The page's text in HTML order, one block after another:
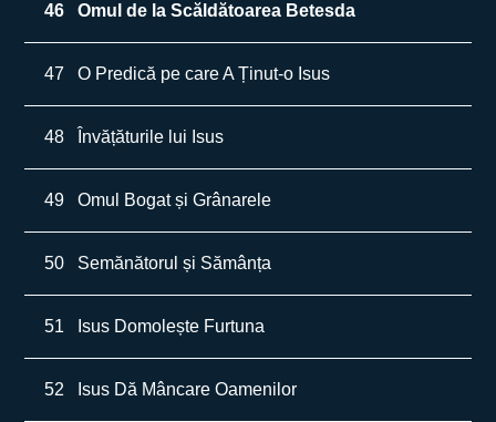
46 Omul de la Scăldătoarea Betesda
47 O Predică pe care A Ținut-o Isus
48 Învățăturile lui Isus
49 Omul Bogat și Grânarele
50 Semănătorul și Sămânța
51 Isus Domolește Furtuna
52 Isus Dă Mâncare Oamenilor